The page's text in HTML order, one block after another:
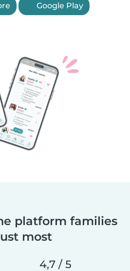
Google Play
platform families
most
4,7 / 5